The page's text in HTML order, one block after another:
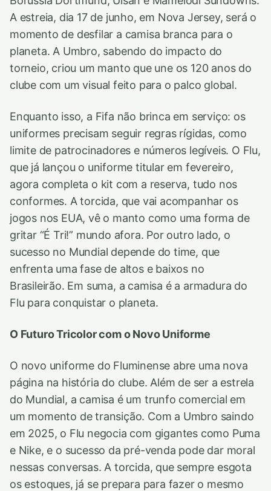
A estreia, dia 17 de junho, em Nova Jersey, será o
momento de desfilar a camisa branca para o
planeta. A Umbro, sabendo do impacto do
torneio, criou um manto que une os 120 anos do
clube com um visual feito para o palco global.
Enquanto isso, a Fifa não brinca em serviço: os
uniformes precisam seguir regras rígidas, como
limite de patrocinadores e números legíveis. O Flu,
que já lançou o uniforme titular em fevereiro,
agora completa o kit com a reserva, tudo nos
conformes. A torcida, que vai acompanhar os
jogos nos EUA, vê o manto como uma forma de
gritar “É Tri!” mundo afora. Por outro lado, o
sucesso no Mundial depende do time, que
enfrenta uma fase de altos e baixos no
Brasileirão. Em suma, a camisa é a armadura do
Flu para conquistar o planeta.
O Futuro Tricolor com o Novo Uniforme
O novo uniforme do Fluminense abre uma nova
página na história do clube. Além de ser a estrela
do Mundial, a camisa é um trunfo comercial em
um momento de transição. Com a Umbro saindo
em 2025, o Flu negocia com gigantes como Puma
e Nike, e o sucesso da pré-venda pode dar moral
nessas conversas. A torcida, que sempre esgota
os estoques, já se prepara para fazer o mesmo